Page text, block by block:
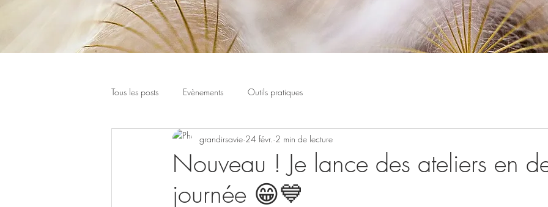
Tous les posts Evènements Outils pratiques
Nouveau ! Je lance des ateliers en
journée 😁💙
grandirsavie 24 févr. 2 min de lecture